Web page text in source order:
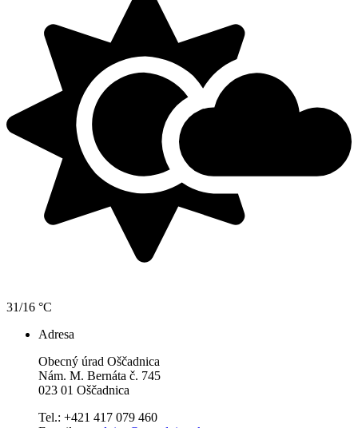
31/16 °C
Adresa
Obecný úrad Oščadnica
Nám. M. Bernáta č. 745
023 01 Oščadnica
Tel.: +421 417 079 460